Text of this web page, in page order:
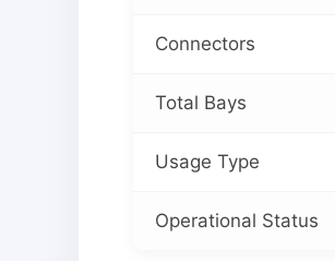
Connectors
Total Bays
Usage Type
Operational Status